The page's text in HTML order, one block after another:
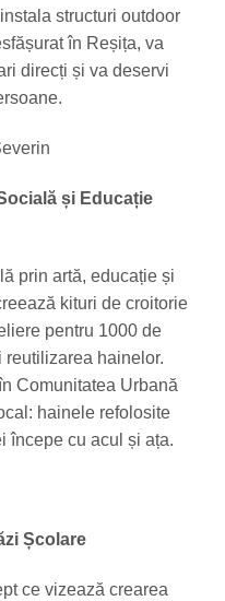
structuri outdoor
în Reșița, va
direcți și va deservi
și Educație
prin artă, educație și
kituri de croitorie
pentru 1000 de
hainelor.
Comunitatea Urbană
hainele refolosite
începe cu acul și ața.
Școlare
ce vizează crearea